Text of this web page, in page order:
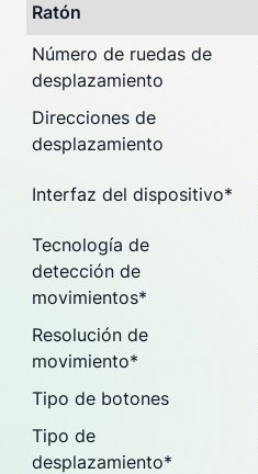
Ratón
Número de ruedas de
desplazamiento
Direcciones de
desplazamiento
Interfaz del dispositivo*
Tecnología de
detección de
movimientos*
Resolución de
movimiento*
Tipo de botones
Tipo de
desplazamiento*